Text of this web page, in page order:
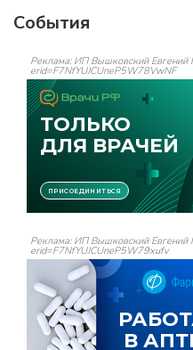
События
Реклама: ИП Вышковский
erid=F7NfYUJCUneP5W78VwNF
Реклама: ИП Вышковский
erid=F7NfYUJCUneP5W79xufv